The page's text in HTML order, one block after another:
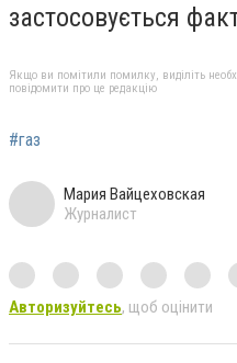
застосовується
Якщо ви помітили помилку, виділіть
повідомити про це редакцію
#газ
Мария Вайцеховская
Журналист
Авторизуйтесь, щоб оцінити